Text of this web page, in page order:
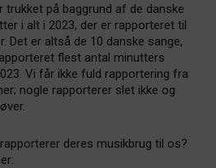
trukket på baggrund af de danske
i alt i 2023, der er rapporteret til
Det er altså de 10 danske sange,
flest antal minutters
Vi får ikke fuld rapportering fra
nogle rapporterer slet ikke og
deres musikbrug til os?